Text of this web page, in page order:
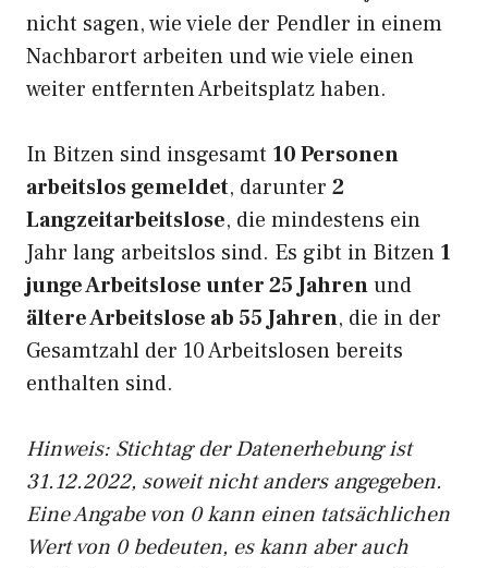
nicht sagen, wie viele der Pendler in einem
Nachbarort arbeiten und wie viele einen
weiter entfernten Arbeitsplatz haben.
In Bitzen sind insgesamt 10 Personen
arbeitslos gemeldet, darunter 2
Langzeitarbeitslose, die mindestens ein
Jahr lang arbeitslos sind. Es gibt in Bitzen 1
junge Arbeitslose unter 25 Jahrenund
ältere Arbeitslose ab 55 Jahren, die in der
Gesamtzahl der 10 Arbeitslosen bereits
enthalten sind.
Hinweis: Stichtag der Datenerhebung ist
31.12.2022, soweit nicht anders angegeben.
Eine Angabe von 0 kann einen tatsächlichen
Wert von 0 bedeuten, es kann aber auch